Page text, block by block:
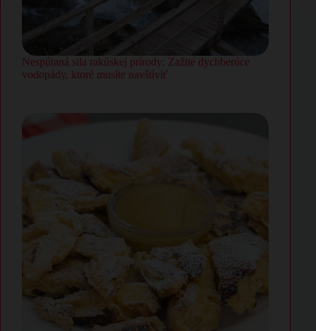
Nespútaná sila rakúskej prírody: Zažite dychberúce
vodopády, ktoré musíte navštíviť